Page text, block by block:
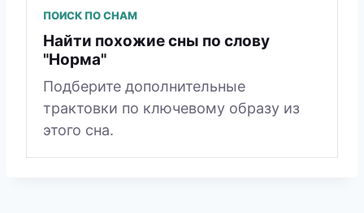
ПОИСК ПО СНАМ
Найти похожие сны по слову
"Норма"
Подберите дополнительные
трактовки по ключевому образу из
этого сна.